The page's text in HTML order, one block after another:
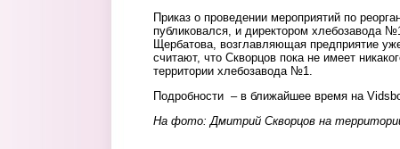
Приказ о проведении мероприятий по
публиковался, и директором хлебозавода
Щербатова, возглавляющая предприятие
считают, что Скворцов пока не имеет
территории хлебозавода №1.
Подробности – в ближайшее время на
На фото: Дмитрий Скворцов на